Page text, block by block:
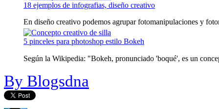
18 ejemplos de infografias, diseño creativo
En diseño creativo podemos agrupar fotomanipulaciones y
5 pinceles para photoshop estilo Bokeh
Según la Wikipedia: "Bokeh, pronunciado 'boqué', es un
By Blogsdna